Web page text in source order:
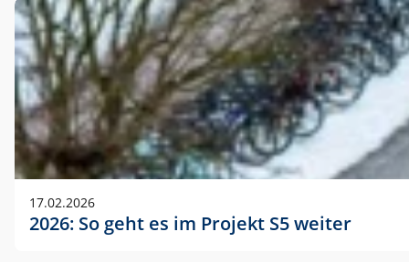
17.02.2026
2026: So geht es im Projekt S5 weiter